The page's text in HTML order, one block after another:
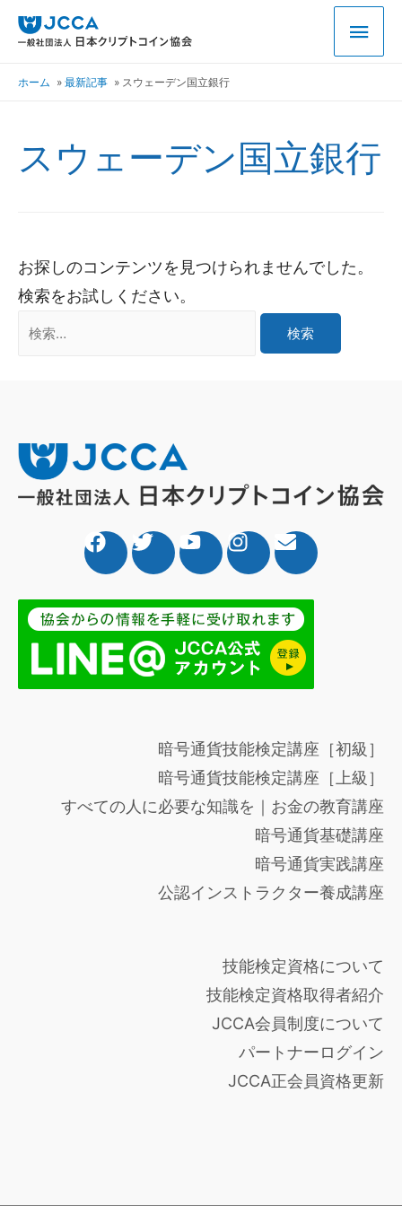
ホーム 最新記事 スウェーデン国立銀行
スウェーデン国立銀行
お探しのコンテンツを見つけられませんでした。
検索をお試しください。
暗号通貨技能検定講座［初級］
暗号通貨技能検定講座［上級］
すべての人に必要な知識を｜お金の教育講座
暗号通貨基礎講座
暗号通貨実践講座
公認インストラクター養成講座
技能検定資格について
技能検定資格取得者紹介
JCCA会員制度について
パートナーログイン
JCCA正会員資格更新